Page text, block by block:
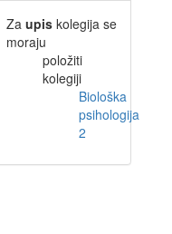
Za upis kolegija se
moraju
položiti
kolegiji
Biološka
psihologija
2